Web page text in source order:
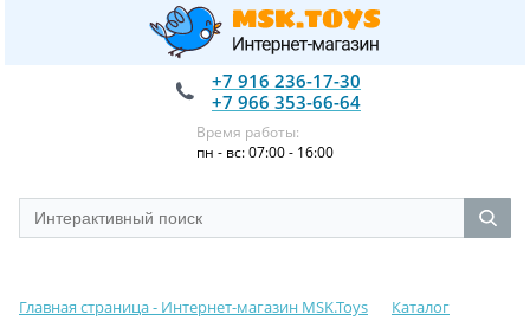
+7 916 236-17-30
+7 966 353-66-64
Время работы:
пн - вс: 07:00 - 16:00
Главная страница - Интернет-магазин MSK.Toys
Каталог